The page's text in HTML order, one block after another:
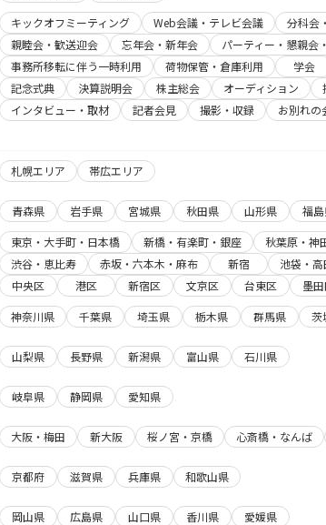
キックオフミーティング Web会議・テレビ会議 分科会
親睦会・歓送迎会
忘年会・新年会 パーティー・懇親会
事務所移転に伴う一時利用
荷物保管・倉庫利用 学会
記念式典
決算説明会 株主総会 オーディション
インタビュー・取材
記者会見 撮影・収録 お別れの
札幌エリア 帯広エリア
青森県 岩手県 宮城県 秋田県 山形県 福
東京・大手町・日本橋 新橋・有楽町・銀座 秋葉原・神
渋谷・恵比寿
赤坂・六本木・麻布 新宿 池袋・
中央区
港区 新宿区 文京区 台東区 墨
神奈川県 千葉県 埼玉県 栃木県 群馬県 茨
山梨県 長野県 新潟県 富山県 石川県
岐阜県 静岡県 愛知県
大阪・梅田 新大阪 桜ノ宮・京橋 心斎橋・なんば
京都府 滋賀県 兵庫県 和歌山県
岡山県 広島県 山口県 香川県 愛媛県